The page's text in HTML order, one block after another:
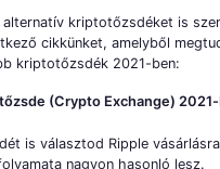
kriptotőzsdéket is
cikkünket, amelyből
kriptotőzsdék 2021-ben:
(Crypto Exchange)
is választod Ripple
nagyon hasonló lesz.